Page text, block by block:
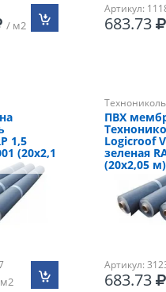
/ м2
Артикул:
683.73
1,5
(20х2,1
Технониколь
ПВХ
Logicroof
зеленая
(20х2,05 м)
Артикул:
683.73